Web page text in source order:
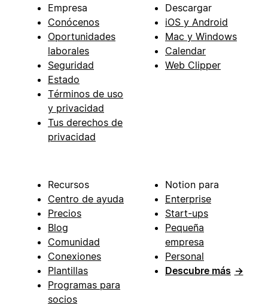
Empresa
Conócenos
Oportunidades
laborales
Seguridad
Estado
Términos de uso
y privacidad
Tus derechos de
privacidad
Descargar
iOS y Android
Mac y Windows
Calendar
Web Clipper
Recursos
Centro de ayuda
Precios
Blog
Comunidad
Conexiones
Plantillas
Programas para
socios
Notion para
Enterprise
Start-ups
Pequeña
empresa
Personal
Descubre más →